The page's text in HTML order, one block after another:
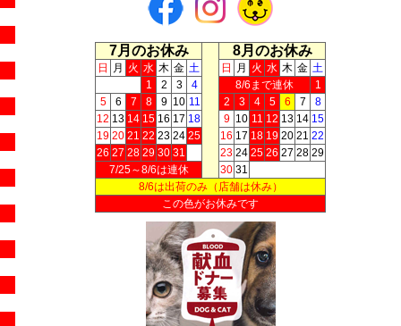
7月のお休み 8月のお休み
日 月 火 水 木 金 土 日 月 火 水 木 金 土
1
2 3 4 8/6まで連休
1
5
6 7 8 9 10 11 2 3 4 5 6 7
8
12 13 14 15 16 17 18 9 10 11 12 13 14 15
19 20 21 22 23 24 25 16 17 18 19 20 21 22
26 27 28 29 30 31 23 24 25 26 27 28 29
7/25～8/6は連休
30 31
8/6は出荷のみ（店舗は休み）
この色がお休みです